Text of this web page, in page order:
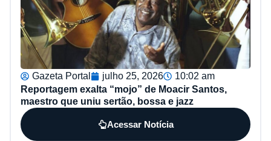
Gazeta Portal julho 25, 2026
10:02 am
Reportagem exalta “mojo” de Moacir Santos,
maestro que uniu sertão, bossa e jazz
Acessar Notícia